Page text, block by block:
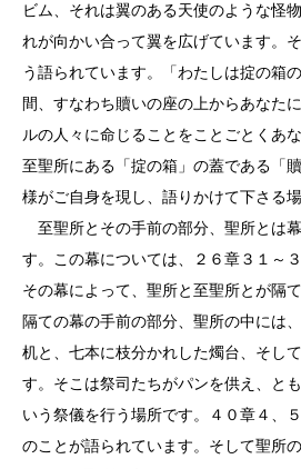
ビム、それは翼のある天使のような怪
れが向かい合って翼を広げています。
う語られています。「わたしは掟の箱
間、すなわち贖いの座の上からあなた
ルの人々に命じることをことごとくあ
至聖所にある「掟の箱」の蓋である「
様がご自身を現し、語りかけて下さる場
至聖所とその手前の部分、聖所とは
す。この幕については、２６章３１～
その幕によって、聖所と至聖所とが隔
隔ての幕の手前の部分、聖所の中には
机と、七本に枝分かれした燭台、そし
す。そこは祭司たちがパンを供え、と
いう祭儀を行う場所です。４０章４、
のことが語られています。そして聖所